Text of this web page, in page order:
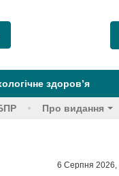
здоров’я
Про видання
6 Серпня 2026,